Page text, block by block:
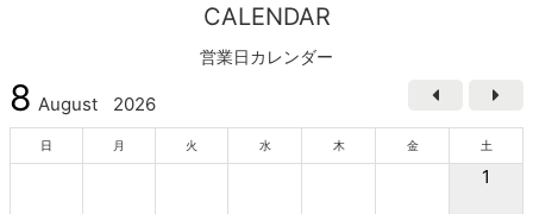
CALENDAR
営業日カレンダー
8 August 2026
日 月 火 水 木 金 土
1